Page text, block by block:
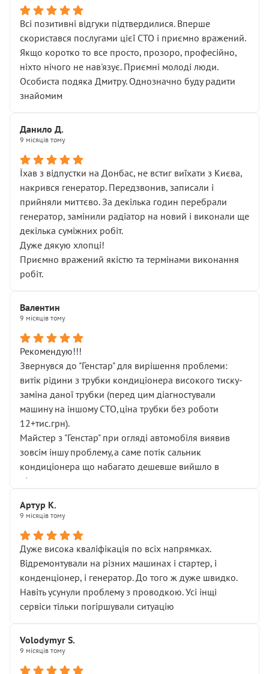
Всі позитивні відгуки підтвердилися. Вперше
скористався послугами цієї СТО і приємно вражений.
Якщо коротко то все просто, прозоро, професійно,
ніхто нічого не нав'язує. Приємні молоді люди.
Особиста подяка Дмитру. Однозначно буду радити
знайомим
Данило Д.
9 місяців тому
Їхав з відпустки на Донбас, не встиг виїхати з Києва,
накрився генератор. Передзвонив, записали і
прийняли миттєво. За декілька годин перебрали
генератор, замінили радіатор на новий і виконали ще
декілька суміжних робіт.
Дуже дякую хлопці!
Приємно вражений якістю та термінами виконання
робіт.
Валентин
9 місяців тому
Рекомендую!!!
Звернувся до "Генстар" для вирішення проблеми:
витік рідини з трубки кондиціонера високого тиску-
заміна даної трубки (перед цим діагностували
машину на іншому СТО,ціна трубки без роботи
12+тис.грн).
Майстер з "Генстар" при огляді автомобіля виявив
зовсім іншу проблему,а саме потік сальник
кондиціонера що набагато дешевше вийшло в
підсумку.
Артур К.
9 місяців тому
Дуже висока кваліфікація по всіх напрямках.
Відремонтували на різних машинах і стартер, і
конденціонер, і генератор. До того ж дуже швидко.
Навіть усунули проблему з проводкою. Усі інщі
сервіси тільки погіршували ситуацію
Volodymyr S.
9 місяців тому